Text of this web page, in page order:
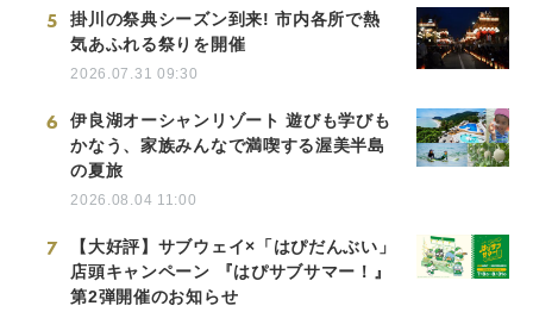
5
掛川の祭典シーズン到来! 市内各所で熱
気あふれる祭りを開催
2026.07.31 09:30
6
伊良湖オーシャンリゾート 遊びも学びも
かなう、家族みんなで満喫する渥美半島
の夏旅
2026.08.04 11:00
7
【大好評】サブウェイ×「はぴだんぶい」
店頭キャンペーン 『はぴサブサマー！』
第2弾開催のお知らせ